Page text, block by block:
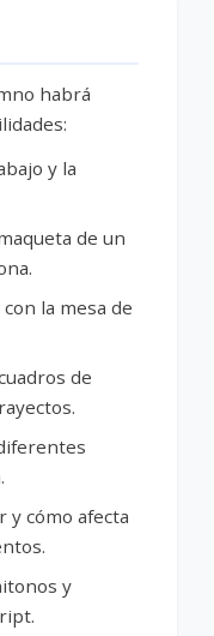
habrá
y la
de un
la mesa de
de
y cómo afecta
y